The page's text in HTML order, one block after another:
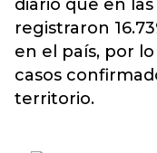
diario que en
registraron
en el país, por
casos
territorio.